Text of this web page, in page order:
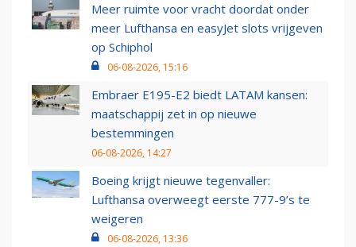
Meer ruimte voor vracht doordat onder
meer Lufthansa en easyJet slots vrijgeven
op Schiphol
06-08-2026, 15:16
Embraer E195-E2 biedt LATAM kansen:
maatschappij zet in op nieuwe
bestemmingen
06-08-2026, 14:27
Boeing krijgt nieuwe tegenvaller:
Lufthansa overweegt eerste 777-9’s te
weigeren
06-08-2026, 13:36